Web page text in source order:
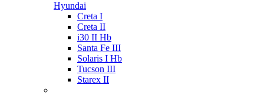
Hyundai
Creta I
Creta II
i30 II Hb
Santa Fe III
Solaris I Hb
Tucson III
Starex II